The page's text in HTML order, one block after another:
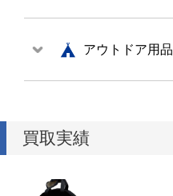
アウトドア用品
買取実績